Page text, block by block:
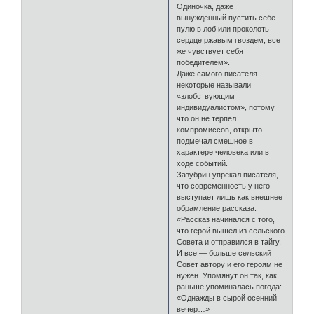
Одиночка, даже
вынужденный пустить себе
пулю в лоб или проколоть
сердце ржавым гвоздем, все
же чувствует себя
победителем».
Даже самого писателя
некоторые называли
«злобствующим
индивидуалистом», потому
что он не терпел
компромиссов, открыто
подмечал смешное в
характере человека или в
ходе событий.
Зазубрин упрекал писателя,
что современность у него
выступает лишь как внешнее
обрамление рассказа.
«Рассказ начинался с того,
что герой вышел из сельского
Совета и отправился в тайгу.
И все — больше сельский
Совет автору и его героям не
нужен. Упомянут он так, как
раньше упоминалась погода:
«Однажды в сырой осенний
вечер…»